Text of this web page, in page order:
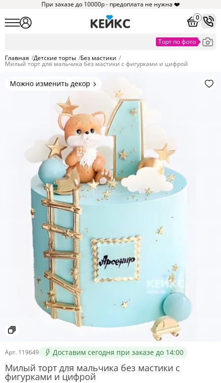
При заказе до 10000р - предоплата не нужна ❤️
0
Главная /Детские торты /Без мастики /
Милый торт для мальчика без мастики с фигурками и цифрой
Можно изменить декор
элементы и фигурки.
Арт. 119649 Доставим сегодня при заказе до 14:00
Милый торт для мальчика без мастики с
фигурками и цифрой